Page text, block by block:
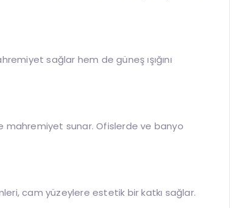
sağlar hem de güneş ışığını
sunar. Ofislerde ve banyo
cam yüzeylere estetik bir katkı sağlar.